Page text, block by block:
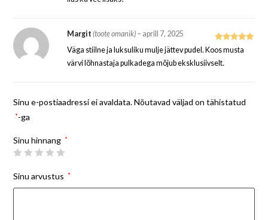
Hinnangug
a5
Margit(toote omanik) – aprill 7, 2025
Väga stiilne ja luksuliku mulje jättev pudel. Koos musta
värvi lõhnastaja pulkadega mõjub eksklusiivselt.
Sinu e-postiaadressi ei avaldata. Nõutavad väljad on tähistatud
*-ga
Sinu hinnang *
Sinu arvustus *